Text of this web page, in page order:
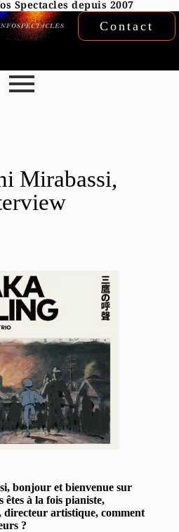
Spectacles depuis 2007
Contact
Mirabassi,
bonjour et bienvenue sur
êtes à la fois pianiste,
directeur artistique, comment
?